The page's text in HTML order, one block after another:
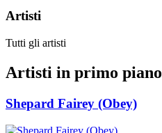
Artisti
Tutti gli artisti
Artisti in primo piano
Shepard Fairey (Obey)